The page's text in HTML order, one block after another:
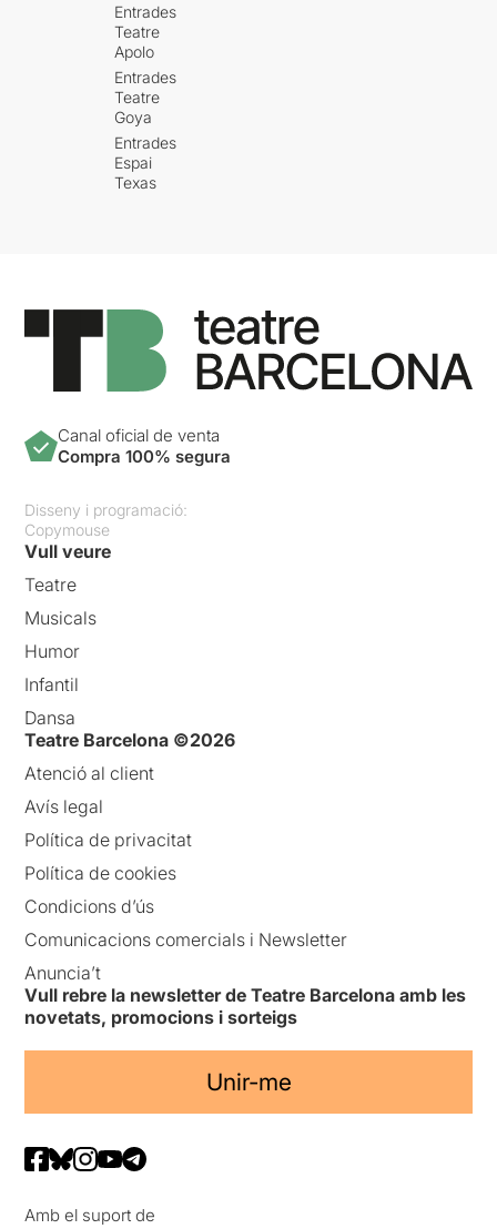
Entrades
Teatre
Apolo
Entrades
Teatre
Goya
Entrades
Espai
Texas
Canal oficial de venta
Compra 100% segura
Disseny i programació:
Copymouse
Vull veure
Teatre
Musicals
Humor
Infantil
Dansa
Teatre Barcelona ©2026
Atenció al client
Avís legal
Política de privacitat
Política de cookies
Condicions d’ús
Comunicacions comercials i Newsletter
Anuncia’t
Vull rebre la newsletter de Teatre Barcelona amb les
novetats, promocions i sorteigs
Unir-me
Amb el suport de